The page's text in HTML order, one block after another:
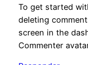
To get started
deleting
screen in the
Commenter